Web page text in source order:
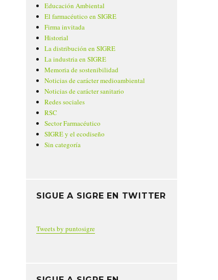
Educación Ambiental
El farmacéutico en SIGRE
Firma invitada
Historial
La distribución en SIGRE
La industria en SIGRE
Memoria de sostenibilidad
Noticias de carácter medioambiental
Noticias de carácter sanitario
Redes sociales
RSC
Sector Farmacéutico
SIGRE y el ecodiseño
Sin categoría
SIGUE A SIGRE EN TWITTER
Tweets by puntosigre